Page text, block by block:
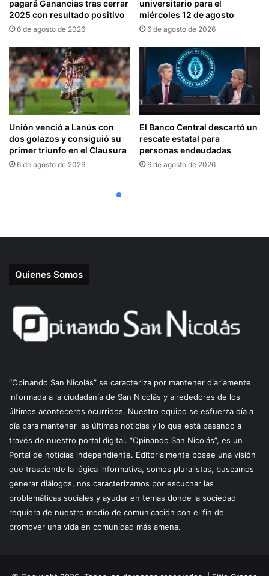
Quienes Somos
“Opinando San Nicolás” se caracteriza por mantener diariamente
informada a la ciudadanía de San Nicolás y alrededores de los
últimos aconteceres ocurridos. Nuestro equipo se esfuerza día a
día para mantener las últimas noticias y lo que está pasando a
través de nuestro portal digital. “Opinando San Nicolás”, es un
Portal de noticias independiente. Editorialmente posee una visión
que trasciende la lógica informativa, somos pluralistas, buscamos
generar diálogos, nos caracterizamos por escuchar las
problemáticas sociales y ayudar en temas donde la sociedad
requiera de nuestro medio de comunicación con el fin de
promover una vida en comunidad más amena.